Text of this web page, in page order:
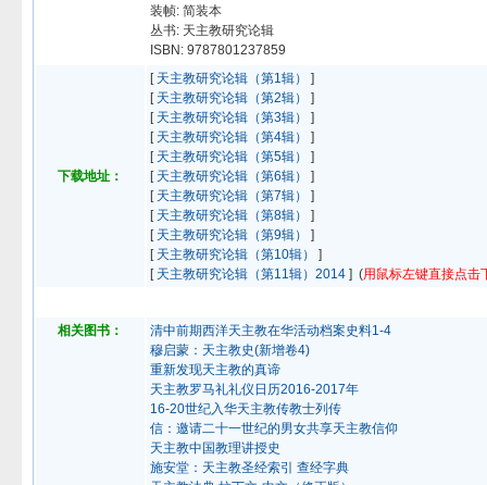
装帧: 简装本
丛书: 天主教研究论辑
ISBN: 9787801237859
下载地址：
[ 天主教研究论辑（第1辑）
]
[ 天主教研究论辑（第2辑）
]
[ 天主教研究论辑（第3辑）
]
[ 天主教研究论辑（第4辑）
]
[ 天主教研究论辑（第5辑）
]
[ 天主教研究论辑（第6辑）
]
[ 天主教研究论辑（第7辑）
]
[ 天主教研究论辑（第8辑）
]
[ 天主教研究论辑（第9辑）
]
[ 天主教研究论辑（第10辑）
]
[ 天主教研究论辑（第11辑）2014 ] (用鼠标左键直接点击
相关图书：
清中前期西洋天主教在华活动档案史料1-4
穆启蒙：天主教史(新增卷4)
重新发现天主教的真谛
天主教罗马礼礼仪日历2016-2017年
16-20世纪入华天主教传教士列传
信：邀请二十一世纪的男女共享天主教信仰
天主教中国教理讲授史
施安堂：天主教圣经索引 查经字典